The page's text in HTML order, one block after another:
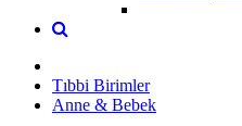
Tıbbi Birimler
Anne & Bebek